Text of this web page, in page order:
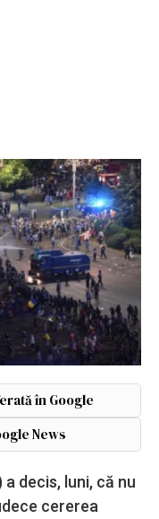
în Google
News
decis, luni, că nu
cererea